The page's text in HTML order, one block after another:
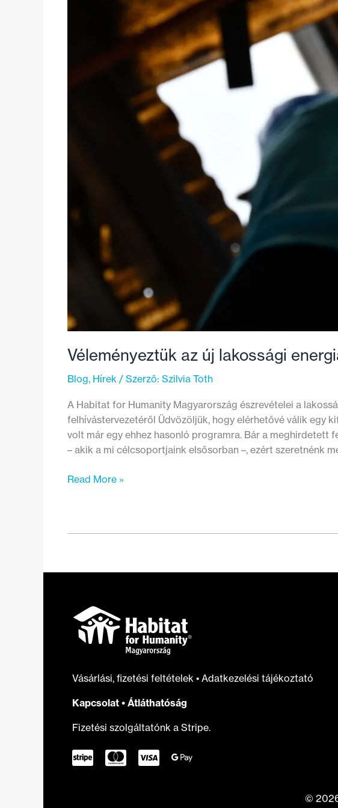
Véleményeztük az új lakossági
Blog, Hírek / Szerző: Szilvia Toth
A Habitat for Humanity Magyarország észrevételei a
felhívástervezetéről Üdvözöljük, hogy elérhetővé válik egy
volt már egy ehhez hasonló programra. Bár a meghirdetett
– akik a mi célcsoportjaink elsősorban –, ezért szeretnénk
Véleményeztük
Read More »
Vásárlási, fizetési feltételek • Adatkezelési tájékoztató
Kapcsolat • Átláthatóság
Fizetési szolgáltatónk a Stripe.
©